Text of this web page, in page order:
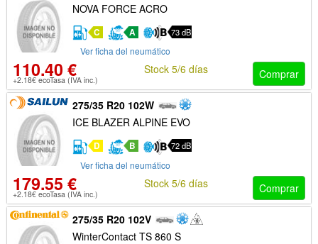
NOVA FORCE ACRO
C A 73 dB
Ver ficha del neumático
110.40 €
+2.18€ ecoTasa (IVA inc.) Comprar
Stock 5/6 días
275/35 R20 102W
ICE BLAZER ALPINE EVO
D B 72 dB
Ver ficha del neumático
179.55 €
+2.18€ ecoTasa (IVA inc.) Comprar
Stock 5/6 días
275/35 R20 102V
WinterContact TS 860 S